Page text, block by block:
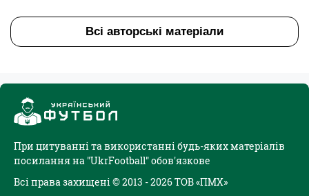
Всі авторські матеріали
При цитуванні та використанні будь-яких матеріалів
посилання на "UkrFootball" обов'язкове
Всі права захищені © 2013 - 2026 ТОВ «ПМХ»